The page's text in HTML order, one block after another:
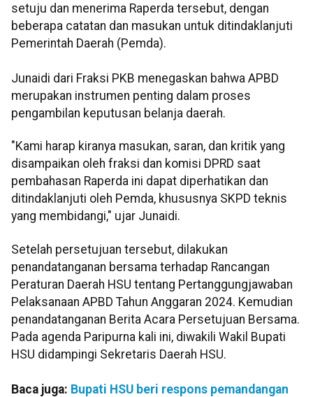
setuju dan menerima Raperda tersebut, dengan
beberapa catatan dan masukan untuk ditindaklanjuti
Pemerintah Daerah (Pemda).
Junaidi dari Fraksi PKB menegaskan bahwa APBD
merupakan instrumen penting dalam proses
pengambilan keputusan belanja daerah.
"Kami harap kiranya masukan, saran, dan kritik yang
disampaikan oleh fraksi dan komisi DPRD saat
pembahasan Raperda ini dapat diperhatikan dan
ditindaklanjuti oleh Pemda, khususnya SKPD teknis
yang membidangi," ujar Junaidi.
Setelah persetujuan tersebut, dilakukan
penandatanganan bersama terhadap Rancangan
Peraturan Daerah HSU tentang Pertanggungjawaban
Pelaksanaan APBD Tahun Anggaran 2024. Kemudian
penandatanganan Berita Acara Persetujuan Bersama.
Pada agenda Paripurna kali ini, diwakili Wakil Bupati
HSU didampingi Sekretaris Daerah HSU.
Baca juga: Bupati HSU beri respons pemandangan